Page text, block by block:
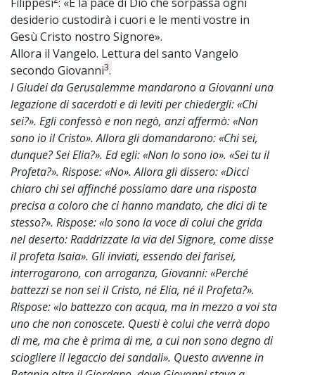
desiderio custodirà i cuori e le menti vostre in
Gesù Cristo nostro Signore».
Allora il Vangelo. Lettura del santo Vangelo
secondo Giovanni3.
I Giudei da Gerusalemme mandarono a Giovanni una
legazione di sacerdoti e di leviti per chiedergli: «Chi
sei?». Egli confessò e non negò, anzi affermò: «Non
sono io il Cristo». Allora gli domandarono: «Chi sei,
dunque? Sei Elia?». Ed egli: «Non lo sono io». «Sei tu il
Profeta?». Rispose: «No». Allora gli dissero: «Dicci
chiaro chi sei affinché possiamo dare una risposta
precisa a coloro che ci hanno mandato, che dici di te
stesso?». Rispose: «Io sono la voce di colui che grida
nel deserto: Raddrizzate la via del Signore, come disse
il profeta Isaia». Gli inviati, essendo dei farisei,
interrogarono, con arroganza, Giovanni: «Perché
battezzi se non sei il Cristo, né Elia, né il Profeta?».
Rispose: «Io battezzo con acqua, ma in mezzo a voi sta
uno che non conoscete. Questi è colui che verrà dopo
di me, ma che è prima di me, a cui non sono degno di
sciogliere il legaccio dei sandali». Questo avvenne in